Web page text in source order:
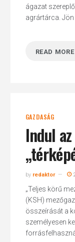
ágazat
agrártárca. Jön
READ MORE
GAZDASÁG
Indul
by redaktor
„Teljes körű
(KSH)
összeírását a
személyesen